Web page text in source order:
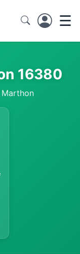
☰
16380